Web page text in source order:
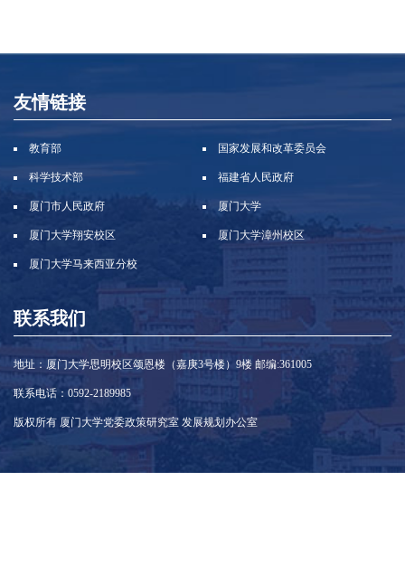
友情链接
教育部 国家发展和改革委员会
科学技术部 福建省人民政府
厦门市人民政府 厦门大学
厦门大学翔安校区 厦门大学漳州校区
厦门大学马来西亚分校
联系我们
地址：厦门大学思明校区颂恩楼（嘉庚3号楼）9楼 邮编:361005
联系电话：0592-2189985
版权所有 厦门大学党委政策研究室 发展规划办公室